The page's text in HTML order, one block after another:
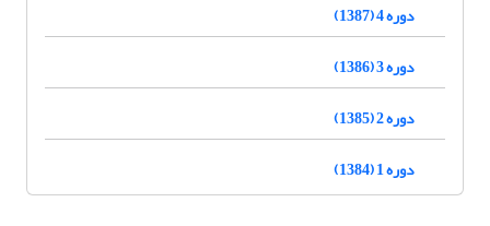
دوره 4 (1387)
دوره 3 (1386)
دوره 2 (1385)
دوره 1 (1384)